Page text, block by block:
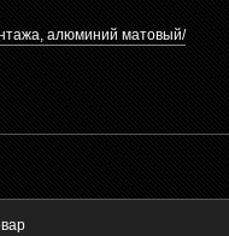
алюминий матовый/